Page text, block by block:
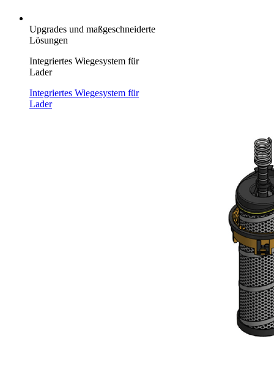
Upgrades und maßgeschneiderte
Lösungen
Integriertes Wiegesystem für
Lader
Integriertes Wiegesystem für
Lader